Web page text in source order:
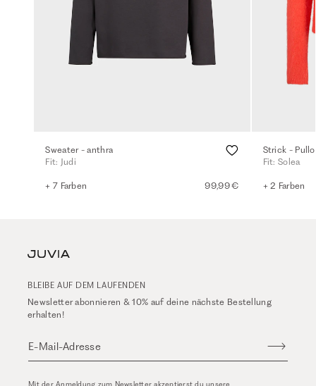
Sweater - anthra
Fit: Judi
+ 7 Farben 99,99 €
Strick -
Fit: Solea
+ 2 Farben
BLEIBE AUF DEM LAUFENDEN
Newsletter abonnieren & 10% auf deine nächste Bestellung
erhalten!
E-Mail-Adresse